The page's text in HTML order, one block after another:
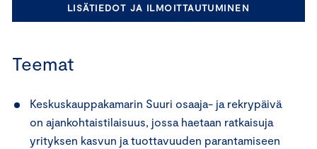
LISÄTIEDOT JA ILMOITTAUTUMINEN
Teemat
Keskuskauppakamarin Suuri osaaja- ja rekrypäivä
on ajankohtaistilaisuus, jossa haetaan ratkaisuja
yrityksen kasvun ja tuottavuuden parantamiseen